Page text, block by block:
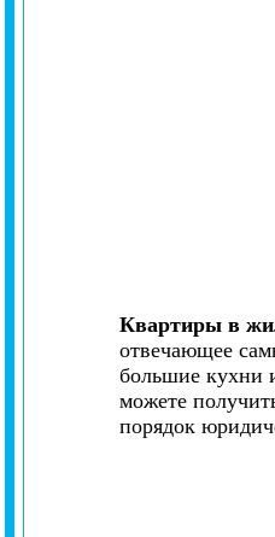
Квартиры в
отвечающее
большие кухни
можете
порядок